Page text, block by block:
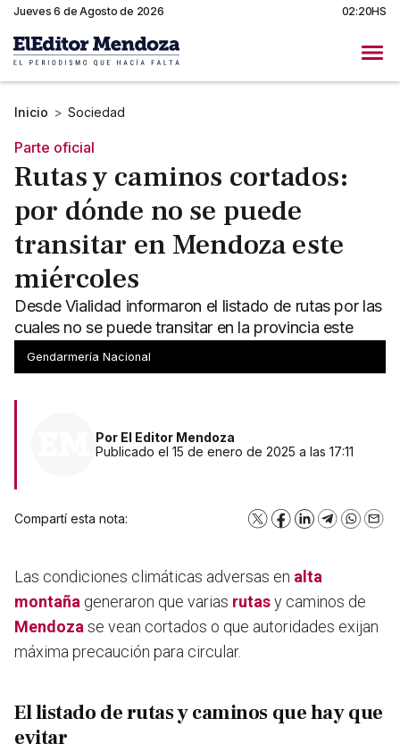
Jueves 6 de Agosto de 2026 02:20HS
Inicio > Sociedad
Parte oficial
Rutas y caminos cortados:
por dónde no se puede
transitar en Mendoza este
miércoles
Desde Vialidad informaron el listado de rutas por las
cuales no se puede transitar en la provincia este
miércoles: la mayoría son caminos de alta montaña.
Gendarmería Nacional
Por El Editor Mendoza
Publicado el 15 de enero de 2025 a las 17:11
Compartí esta nota: X Facebook
LinkedInTelegram
Las condiciones climáticas adversas en alta
montaña generaron que varias rutasy caminos de
Mendoza se vean cortados o que autoridades exijan
máxima precaución para circular.
El listado de rutas y caminos que hay que
evitar